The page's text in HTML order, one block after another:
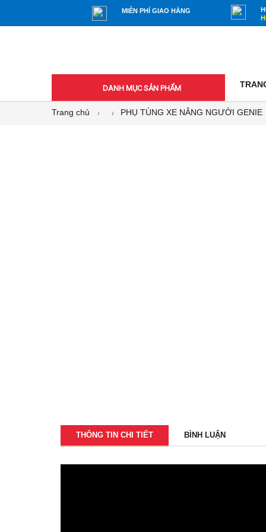
MIỄN PHÍ GIAO HÀNG
DANH MỤC SẢN PHẨM
Trang chủ PHỤ TÙNG XE NÂNG NGƯỜI GENIE
THÔNG TIN CHI TIẾT BÌNH LUẬN